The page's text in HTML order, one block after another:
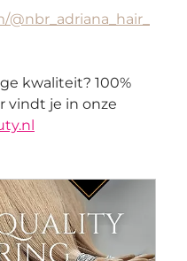
kwaliteit? 100%
vindt je in onze